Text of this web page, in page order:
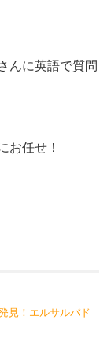
んに英語で質問
お任せ！
見！エルサルバド